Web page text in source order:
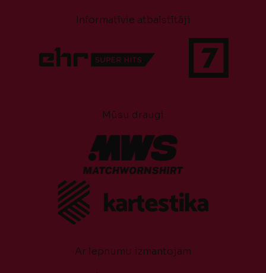
Informatīvie atbalstītāji
Mūsu draugi
Ar lepnumu izmantojam